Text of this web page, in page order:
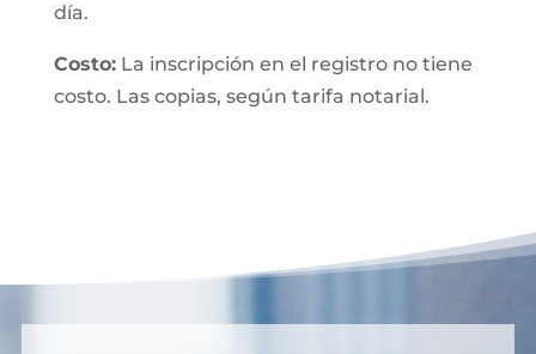
día.
Costo:La inscripción en el registro no tiene
costo. Las copias, según tarifa notarial.